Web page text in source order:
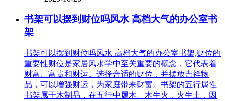
书架可以摆到财位吗风水 高档大气的办公室书
架
书架可以摆到财位吗风水 高档大气的办公室书架,财位的
重要性财位是家居风水学中至关重要的概念，它代表着
财富、富贵和财运。选择合适的财位，并摆放吉祥物
品，可以增强财运，为家庭带来财富。书架的五行属性
书架属于木制品，在五行中属木。木生火，火生土，因